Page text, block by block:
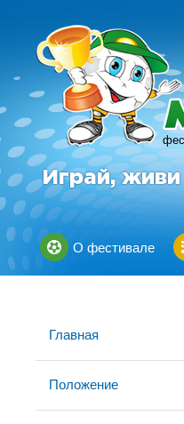
Играй,
О фестивале
Главная
Положение